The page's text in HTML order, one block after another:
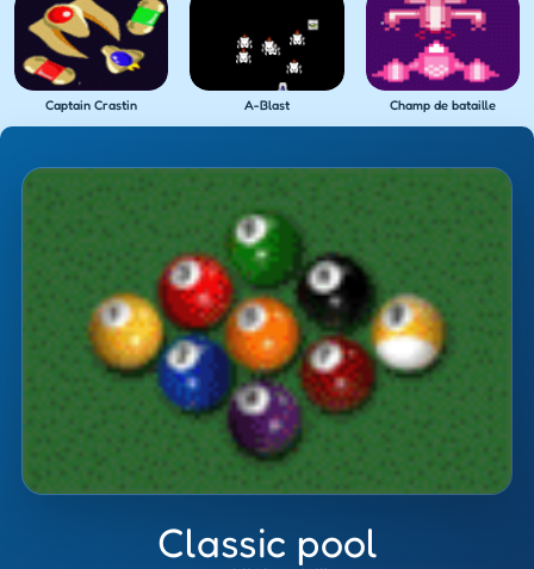
Classic pool
Captain Crastin A-Blast Champ de bataille